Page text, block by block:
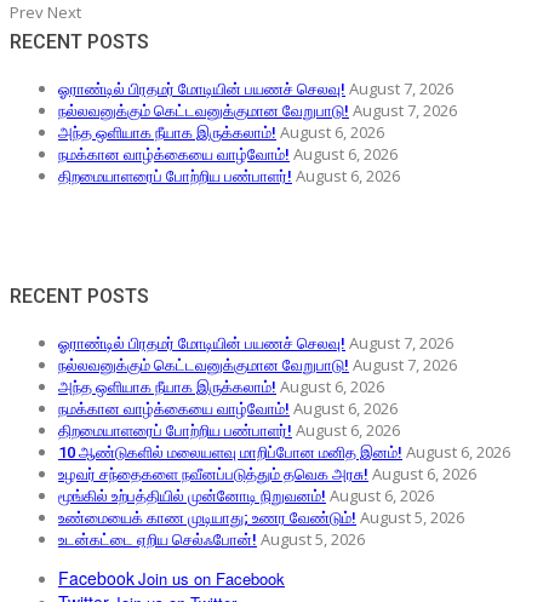
Prev Next
RECENT POSTS
ஓராண்டில் பிரதமர் மோடியின் பயணச் செலவு! August 7, 2026
நல்லவனுக்கும் கெட்டவனுக்குமான வேறுபாடு! August 7, 2026
அந்த ஒளியாக நீயாக இருக்கலாம்! August 6, 2026
நமக்கான வாழ்க்கையை வாழ்வோம்! August 6, 2026
திறமையாளரைப் போற்றிய பண்பாளர்! August 6, 2026
RECENT POSTS
ஓராண்டில் பிரதமர் மோடியின் பயணச் செலவு! August 7, 2026
நல்லவனுக்கும் கெட்டவனுக்குமான வேறுபாடு! August 7, 2026
அந்த ஒளியாக நீயாக இருக்கலாம்! August 6, 2026
நமக்கான வாழ்க்கையை வாழ்வோம்! August 6, 2026
திறமையாளரைப் போற்றிய பண்பாளர்! August 6, 2026
10 ஆண்டுகளில் மலையளவு மாறிப்போன மனித இனம்! August 6, 2026
உழவர் சந்தைகளை நவீனப்படுத்தும் தவெக அரசு! August 6, 2026
மூங்கில் உற்பத்தியில் முன்னோடி நிறுவனம்! August 6, 2026
உண்மையைக் காண முடியாது; உணர வேண்டும்! August 5, 2026
உடன்கட்டை ஏறிய செல்ஃபோன்! August 5, 2026
FacebookJoin us on Facebook